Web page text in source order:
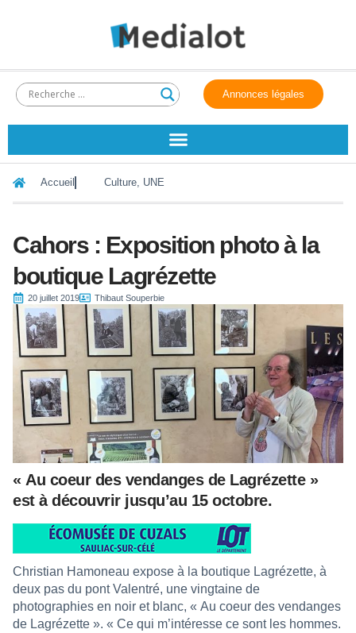
Annonces légales
Accueil Culture, UNE
Cahors : Exposition photo à la
boutique Lagrézette
20 juillet 2019 Thibaut Souperbie
« Au coeur des vendanges de Lagrézette »
est à découvrir jusqu’au 15 octobre.
Christian Hamoneau expose à la boutique Lagrézette, à
deux pas du pont Valentré, une vingtaine de
photographies en noir et blanc, « Au coeur des vendanges
de Lagrézette ». « Ce qui m’intéresse ce sont les hommes.